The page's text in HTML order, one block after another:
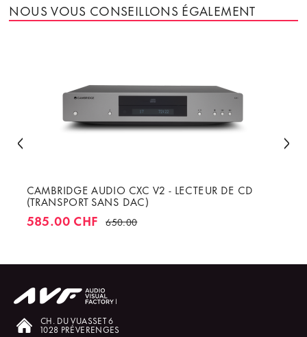
NOUS VOUS CONSEILLONS ÉGALEMENT
CAMBRIDGE AUDIO CXC V2 - LECTEUR DE CD
(TRANSPORT SANS DAC)
585.00 CHF 650.00
CH. DU VUASSET 6
1028 PRÉVERENGES